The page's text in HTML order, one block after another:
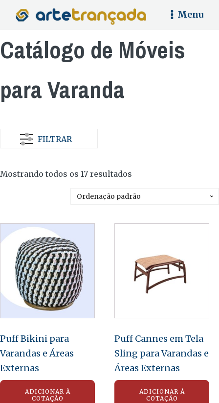
Menu
Catálogo de Móveis
para Varanda
FILTRAR
Mostrando todos os 17 resultados
Puff Bikini para
Varandas e Áreas
Externas
ADICIONAR À
COTAÇÃO
Puff Cannes em Tela
Sling para Varandas e
Áreas Externas
ADICIONAR À
COTAÇÃO